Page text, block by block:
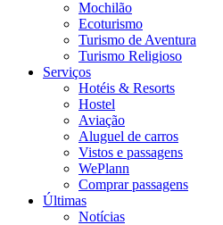
Mochilão
Ecoturismo
Turismo de Aventura
Turismo Religioso
Serviços
Hotéis & Resorts
Hostel
Aviação
Aluguel de carros
Vistos e passagens
WePlann
Comprar passagens
Últimas
Notícias